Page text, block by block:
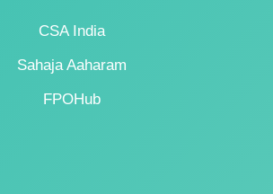
CSA India
Sahaja Aaharam
FPOHub